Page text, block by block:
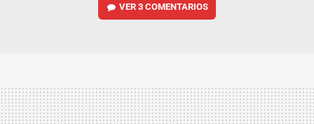
VER3 COMENTARIOS